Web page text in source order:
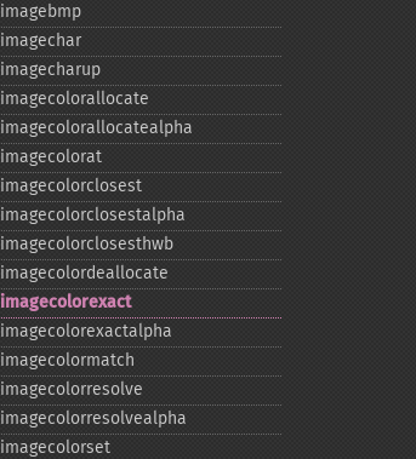
imagebmp
imagechar
imagecharup
imagecolorallocate
imagecolorallocatealpha
imagecolorat
imagecolorclosest
imagecolorclosestalpha
imagecolorclosesthwb
imagecolordeallocate
imagecolorexact
imagecolorexactalpha
imagecolormatch
imagecolorresolve
imagecolorresolvealpha
imagecolorset